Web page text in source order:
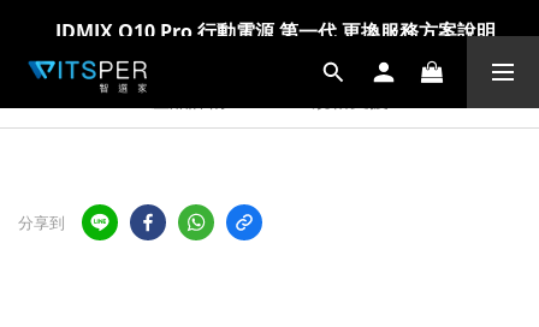
爸氣科技禮物節!精選科技好物5折起 >> 馬上選購
爸氣科技禮物節!精選科技好物5折起 >> 馬上選購
分享到